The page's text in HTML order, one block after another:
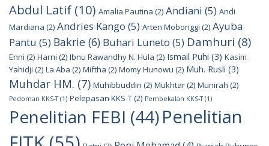
Abdul Latif (10) Amalia Pautina (2) Andiani (5) Andi
Mardiana (2) Andries Kango (5) Arten Mobonggi (2) Ayuba
Pantu (5) Bakrie (6) Buhari Luneto (5) Damhuri (8)
Enni (2) Harni (2) Ibnu Rawandhy N. Hula (2) Ismail Puhi (3) Kasim
Yahidji (2) La Aba (2) Miftha (2) Momy Hunowu (2) Muh. Rusli (3)
Muhdar HM. (7) Muhibbuddin (2) Mukhtar(2) Munirah (2)
Pedoman KKS-T(1) Pelepasan KKS-T(2) Pembekalan KKS-T(1)
Penelitian FEBI (44)Penelitian